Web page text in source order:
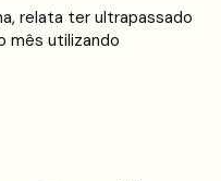
relata ter ultrapassado
mês utilizando